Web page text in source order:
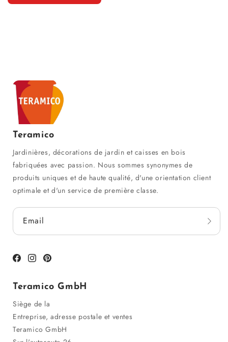
Teramico
Jardinières, décorations de jardin et caisses en bois
fabriquées avec passion. Nous sommes synonymes de
produits uniques et de haute qualité, d'une orientation client
optimale et d'un service de première classe.
Email
Facebook
Instagram
Pinterest
Teramico GmbH
Siège de la
Entreprise, adresse postale et ventes
Teramico GmbH